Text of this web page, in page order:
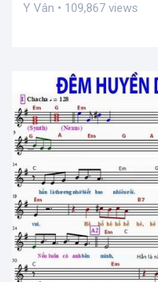
Y Vân • 109,867 views